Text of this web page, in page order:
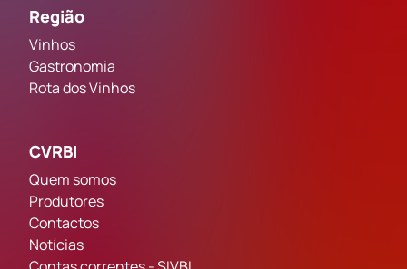
Região
Vinhos
Gastronomia
Rota dos Vinhos
CVRBI
Quem somos
Produtores
Contactos
Notícias